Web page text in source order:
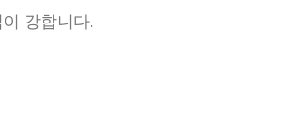
강합니다.